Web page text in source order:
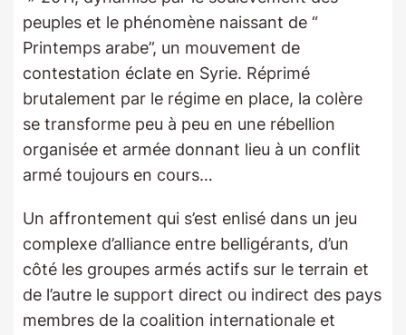
peuples et le phénomène naissant de “
Printemps arabe”, un mouvement de
contestation éclate en Syrie. Réprimé
brutalement par le régime en place, la colère
se transforme peu à peu en une rébellion
organisée et armée donnant lieu à un conflit
armé toujours en cours…
Un affrontement qui s’est enlisé dans un jeu
complexe d’alliance entre belligérants, d’un
côté les groupes armés actifs sur le terrain et
de l’autre le support direct ou indirect des pays
membres de la coalition internationale et